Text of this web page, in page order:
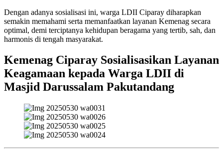
Dengan adanya sosialisasi ini, warga LDII Ciparay diharapkan
semakin memahami serta memanfaatkan layanan Kemenag secara
optimal, demi terciptanya kehidupan beragama yang tertib, sah, dan
harmonis di tengah masyarakat.
Kemenag Ciparay Sosialisasikan Layanan
Keagamaan kepada Warga LDII di
Masjid Darussalam Pakutandang